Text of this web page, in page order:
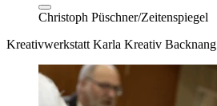
Christoph Püschner/Zeitenspiegel
Kreativwerkstatt Karla Kreativ Backnang